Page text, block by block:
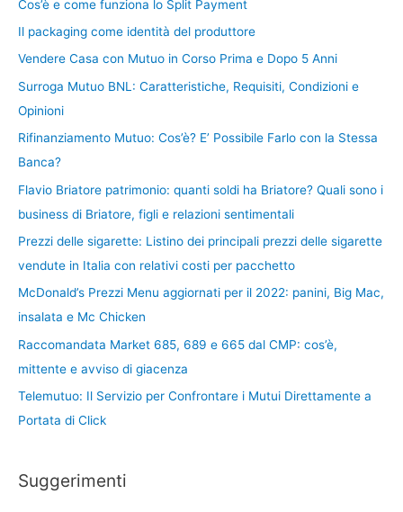
Cos’è e come funziona lo Split Payment
Il packaging come identità del produttore
Vendere Casa con Mutuo in Corso Prima e Dopo 5 Anni
Surroga Mutuo BNL: Caratteristiche, Requisiti, Condizioni e
Opinioni
Rifinanziamento Mutuo: Cos’è? E’ Possibile Farlo con la Stessa
Banca?
Flavio Briatore patrimonio: quanti soldi ha Briatore? Quali sono i
business di Briatore, figli e relazioni sentimentali
Prezzi delle sigarette: Listino dei principali prezzi delle sigarette
vendute in Italia con relativi costi per pacchetto
McDonald’s Prezzi Menu aggiornati per il 2022: panini, Big Mac,
insalata e Mc Chicken
Raccomandata Market 685, 689 e 665 dal CMP: cos’è,
mittente e avviso di giacenza
Telemutuo: Il Servizio per Confrontare i Mutui Direttamente a
Portata di Click
Suggerimenti